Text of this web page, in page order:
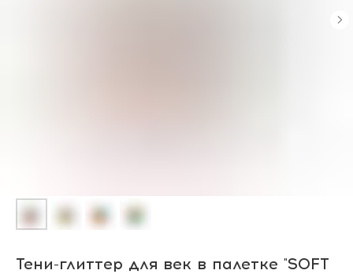
Тени-глиттер для век в палетке "SOFT